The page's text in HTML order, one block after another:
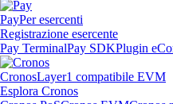
PayPer esercenti
Registrazione esercente
Pay TerminalPay SDKPlugin
CronosLayer1 compatibile EVM
Esplora Cronos